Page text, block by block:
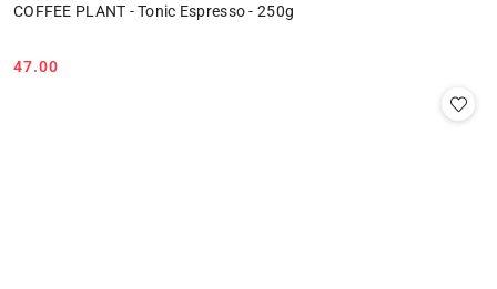
COFFEE PLANT - Tonic Espresso - 250g
Cena:
47.00